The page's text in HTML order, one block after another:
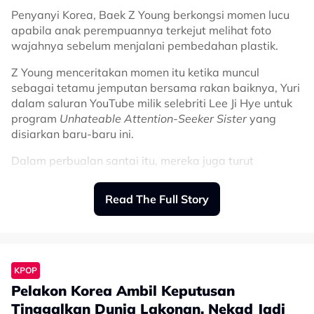
selama kira-kira dua bulan sebelum mereka
meneruskan rawatan IVF.
“Selama lebih kurang dua bulan doktor kami
Penyanyi Korea, Baek Z Young berkongsi momen lucu
apabila anak perempuannya terkejut melihat foto
wajahnya sebelum menjalani pembedahan plastik.
Z Young menceritakan momen itu ketika muncul
sebagai tetamu jemputan bersama rakan baiknya, Yuri
dalam saluran YouTube milik selebriti Lee Ji Hye untuk
program Unhateable Attention-Seeker Sisteryang
disiarkan baru-baru ini.
Dalam perbualan santai itu, mereka juga turut
sejak sekian lama.
secara tidak sengaja menemui sekeping foto lama
miliknya.
Menurut Baek Z Young, apa yang mencuit hati adalah
Read The Full Story
KPOP
Pelakon Korea Ambil Keputusan
Tinggalkan Dunia Lakonan, Nekad Jadi